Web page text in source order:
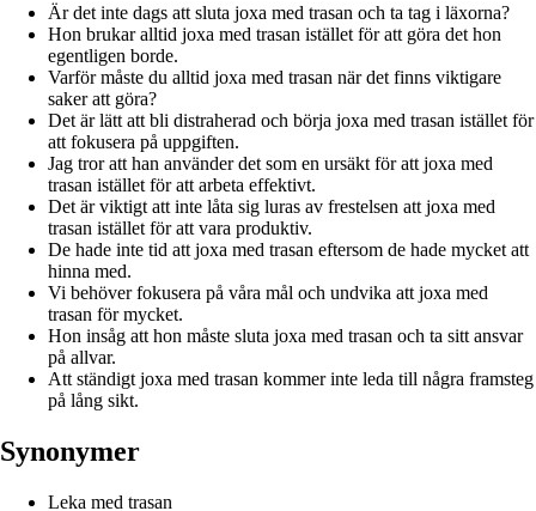
Är det inte dags att sluta joxa med trasan och ta tag i läxorna?
Hon brukar alltid joxa med trasan istället för att göra det hon
egentligen borde.
Varför måste du alltid joxa med trasan när det finns viktigare
saker att göra?
Det är lätt att bli distraherad och börja joxa med trasan istället för
att fokusera på uppgiften.
Jag tror att han använder det som en ursäkt för att joxa med
trasan istället för att arbeta effektivt.
Det är viktigt att inte låta sig luras av frestelsen att joxa med
trasan istället för att vara produktiv.
De hade inte tid att joxa med trasan eftersom de hade mycket att
hinna med.
Vi behöver fokusera på våra mål och undvika att joxa med
trasan för mycket.
Hon insåg att hon måste sluta joxa med trasan och ta sitt ansvar
på allvar.
Att ständigt joxa med trasan kommer inte leda till några framsteg
på lång sikt.
Synonymer
Leka med trasan